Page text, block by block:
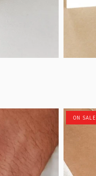
ON SALE